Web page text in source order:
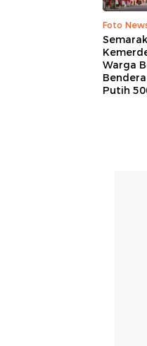
Foto
Semarak
Warga
Putih